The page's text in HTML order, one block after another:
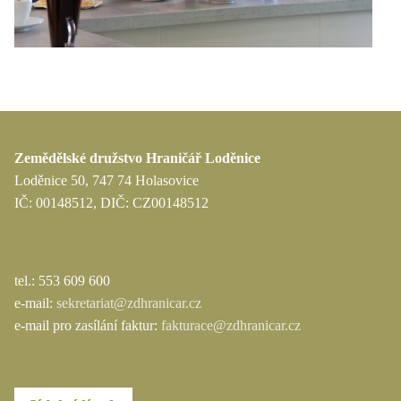
Zemědělské družstvo Hraničář Loděnice
Loděnice 50, 747 74 Holasovice
IČ: 00148512, DIČ: CZ00148512
tel.: 553 609 600
e-mail: sekretariat@zdhranicar.cz
e-mail pro zasílání faktur: fakturace@zdhranicar.cz